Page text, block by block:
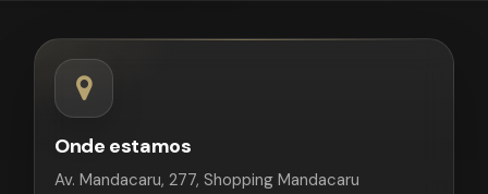
Onde estamos
Av. Mandacaru, 277, Shopping Mandacaru